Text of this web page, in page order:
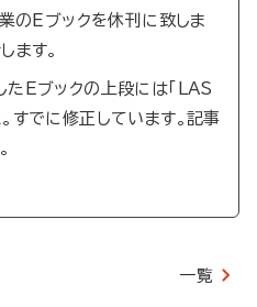
業のEブックを休刊に致しま
ます。
Eブックの上段には「LAS
すでに修正しています。記事
一覧